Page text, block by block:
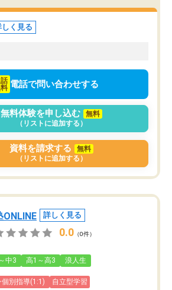
しく見る
電話で問い合わせする
無料体験を申し込む
無料
（リストに追加する）
資料を請求する
無料
（リストに追加する）
ONLINE 詳しく見る
0.0 （0件）
中3 高1～高3 浪人生
別指導(1:1) 自立型学習